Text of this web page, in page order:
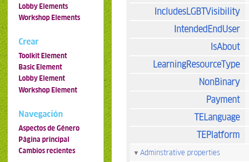
IncludesLGBTVisibility
IntendedEndUser
IsAbout
LearningResourceType
NonBinary
Payment
TELanguage
TEPlatform
Adminstrative properties
Lobby Elements
Workshop Elements
Crear
Toolkit Element
Basic Element
Lobby Element
Workshop Element
Navegación
Aspectos de Género
Página principal
Cambios recientes